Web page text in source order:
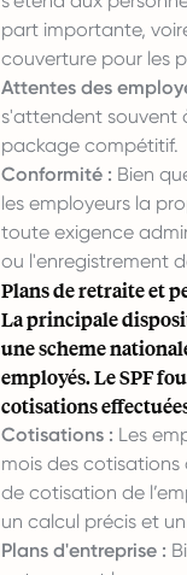
part importante,
couverture pour les
Attentes des
s'attendent souvent
package compétitif.
Conformité : Bien
les employeurs la
toute exigence
ou l'enregistrement
Plans de retraite et
La principale
une scheme
employés. Le SPF
cotisations
Cotisations : Les
mois des cotisations
de cotisation de
un calcul précis et
Plans d'entreprise :